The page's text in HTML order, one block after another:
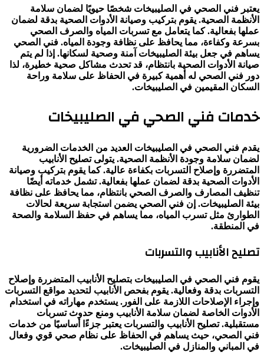
يعتبر فني الصحي في الصليبيخات شخصًا حيويًا لضمان سلامة
الأنظمة الصحية. يقوم بتركيب وصيانة الأدوات الصحية بدقة لضمان
عملها بفعالية. كما يتعامل مع تسربات المياه والصرف الصحي
بسرعة وكفاءة، مما يحافظ على نظافة وجودة المياه. فني الصحي
يساهم في جعل بيئة الصليبيخات آمنة وصحية لسكانها. إذا لم يتم
صيانة الأدوات الصحية بانتظام، قد تحدث مشاكل صحية خطيرة، لذا
دور فني الصحي له أهمية كبيرة في الحفاظ على سلامة وراحة
السكان المقيمين في الصليبيخات.
خدمات فني الصحي في الصليبيخات
يقدم فني الصحي في الصليبيخات العديد من الخدمات الضرورية
لضمان سلامة وجودة الأنظمة الصحية. يتولى تصليح الأنابيب
المتضررة وإصلاح التسربات بكفاءة عالية. كما يقوم بتركيب وصيانة
الأدوات الصحية بدقة لضمان عملها بفعالية. تشمل خدماته أيضًا
تنظيف المصارف والصرف الصحي بانتظام، مما يحافظ على نظافة
بيئة الصليبيخات. إن فني الصحي يضمن استجابة سريعة لحالات
الطوارئ مثل تسرب المياه، مما يساهم في حفظ السلامة والصحة
في المنطقة.
تصليح الأنابيب والتسربات
يقوم فني الصحي في الصليبيخات بتصليح الأنابيب المتضررة وإصلاح
التسربات بدقة وفعالية. يقوم بفحص الأنابيب لتحديد مواقع التسربات
وإجراء الإصلاحات اللازمة على الفور. يستخدم مهاراته في استخدام
الأدوات الخاصة لضمان سلامة الأنابيب ومنع حدوث تسربات
مستقبلية. تصليح الأنابيب والتسربات يعتبر جزءًا أساسيًا من خدمات
فني الصحي، حيث يساهم في الحفاظ على نظام صحي قوي وفعال
في المباني والمنازل في الصليبيخات.